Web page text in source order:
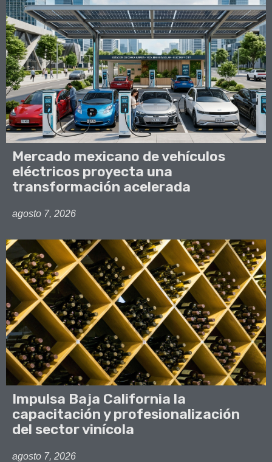
Mercado mexicano de vehículos
eléctricos proyecta una
transformación acelerada
agosto 7, 2026
Impulsa Baja California la
capacitación y profesionalización
del sector vinícola
agosto 7, 2026